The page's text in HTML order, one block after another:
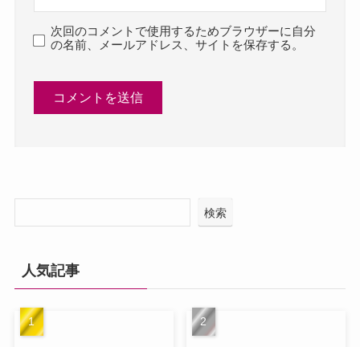
次回のコメントで使用するためブラウザーに自分
の名前、メールアドレス、サイトを保存する。
検索
人気記事